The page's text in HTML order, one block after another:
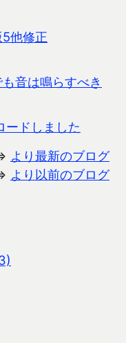
他修正
音は鳴らすべき
ードしました
より最新のブログ
より以前のブログ